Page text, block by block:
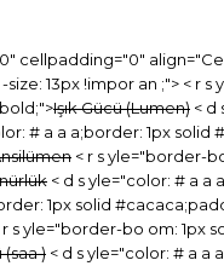
cellpadding="0"
size: 13px !impor an ;"> <
Işık Gücü (Lumen) < d
# a a a;border: 1px
< r s yle="border-
< d s yle="color: # a a
1px solid
r s yle="border-bo om: 1px
) < d s yle="color: # a a